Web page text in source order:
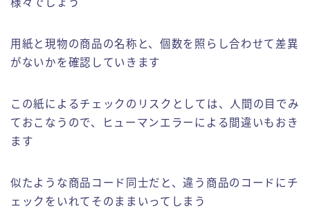
様々でしょう
用紙と現物の商品の名称と、個数を照らし合わせて差異
がないかを確認していきます
この紙によるチェックのリスクとしては、人間の目でみ
ておこなうので、ヒューマンエラーによる間違いもおき
ます
似たような商品コード同士だと、違う商品のコードにチ
ェックをいれてそのままいってしまう